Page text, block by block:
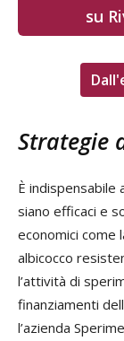
su
Strategie
È
siano efficaci e
economici come
albicocco
l’attività di
finanziamenti
l’azienda